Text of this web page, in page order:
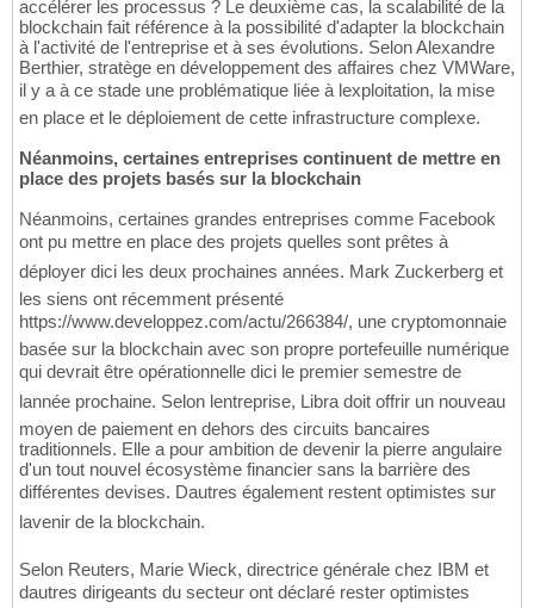
accélérer les processus ? Le deuxième cas, la scalabilité de la
blockchain fait référence à la possibilité d'adapter la blockchain
à l'activité de l'entreprise et à ses évolutions. Selon Alexandre
Berthier, stratège en développement des affaires chez VMWare,
il y a à ce stade une problématique liée à lexploitation, la mise
en place et le déploiement de cette infrastructure complexe.
Néanmoins, certaines entreprises continuent de mettre en
place des projets basés sur la blockchain
Néanmoins, certaines grandes entreprises comme Facebook
ont pu mettre en place des projets quelles sont prêtes à
déployer dici les deux prochaines années. Mark Zuckerberg et
les siens ont récemment présenté
https://www.developpez.com/actu/266384/, une cryptomonnaie
basée sur la blockchain avec son propre portefeuille numérique
qui devrait être opérationnelle dici le premier semestre de
lannée prochaine. Selon lentreprise, Libra doit offrir un nouveau
moyen de paiement en dehors des circuits bancaires
traditionnels. Elle a pour ambition de devenir la pierre angulaire
d'un tout nouvel écosystème financier sans la barrière des
différentes devises. Dautres également restent optimistes sur
lavenir de la blockchain.
Selon Reuters, Marie Wieck, directrice générale chez IBM et
dautres dirigeants du secteur ont déclaré rester optimistes